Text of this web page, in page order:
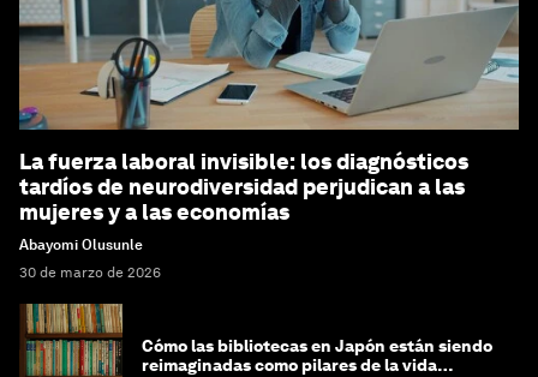
La fuerza laboral invisible: los diagnósticos
tardíos de neurodiversidad perjudican a las
mujeres y a las economías
Abayomi Olusunle
30 de marzo de 2026
Cómo las bibliotecas en Japón están siendo
reimaginadas como pilares de la vida